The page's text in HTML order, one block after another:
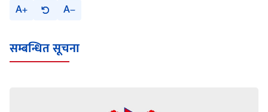
A A
सम्बन्धित सूचना